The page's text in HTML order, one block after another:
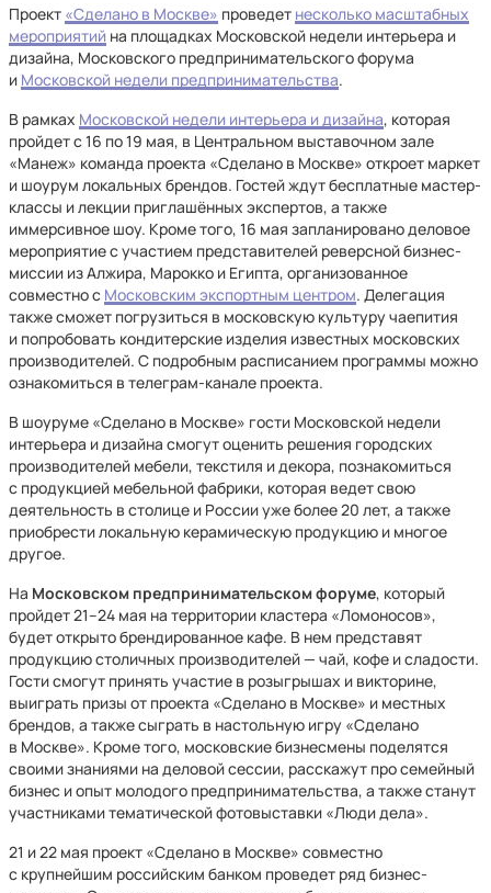
Проект «Сделано в Москве» проведет несколько масштабных
мероприятий на площадках Московской недели интерьера и
дизайна, Московского предпринимательского форума
и Московской недели предпринимательства.
В рамках Московской недели интерьера и дизайна, которая
пройдет с 16 по 19 мая, в Центральном выставочном зале
«Манеж» команда проекта «Сделано в Москве» откроет маркет
и шоурум локальных брендов. Гостей ждут бесплатные мастер-
классы и лекции приглашённых экспертов, а также
иммерсивное шоу. Кроме того, 16 мая запланировано деловое
мероприятие с участием представителей реверсной бизнес-
миссии из Алжира, Марокко и Египта, организованное
совместно с Московским экспортным центром. Делегация
также сможет погрузиться в московскую культуру чаепития
и попробовать кондитерские изделия известных московских
производителей. С подробным расписанием программы можно
ознакомиться в телеграм-канале проекта.
В шоуруме «Сделано в Москве» гости Московской недели
интерьера и дизайна смогут оценить решения городских
производителей мебели, текстиля и декора, познакомиться
с продукцией мебельной фабрики, которая ведет свою
деятельность в столице и России уже более 20 лет, а также
приобрести локальную керамическую продукцию и многое
другое.
На Московском предпринимательском форуме, который
пройдет 21–24 мая на территории кластера «Ломоносов»,
будет открыто брендированное кафе. В нем представят
продукцию столичных производителей — чай, кофе и сладости.
Гости смогут принять участие в розыгрышах и викторине,
выиграть призы от проекта «Сделано в Москве» и местных
брендов, а также сыграть в настольную игру «Сделано
в Москве». Кроме того, московские бизнесмены поделятся
своими знаниями на деловой сессии, расскажут про семейный
бизнес и опыт молодого предпринимательства, а также станут
участниками тематической фотовыставки «Люди дела».
21 и 22 мая проект «Сделано в Москве» совместно
с крупнейшим российским банком проведет ряд бизнес-